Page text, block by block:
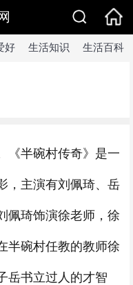
好 生活知识 生活百科
《半碗村传奇》是一
，主演有刘佩琦、岳
佩琦饰演徐老师，徐
半碗村任教的教师徐
岳书立过人的才智